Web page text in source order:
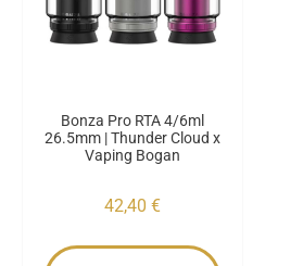
Bonza Pro RTA 4/6ml
26.5mm | Thunder Cloud x
Vaping Bogan
42,40 €